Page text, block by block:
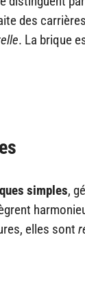
des
. La brique
simples,
elles sont